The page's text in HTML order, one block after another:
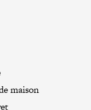
maison